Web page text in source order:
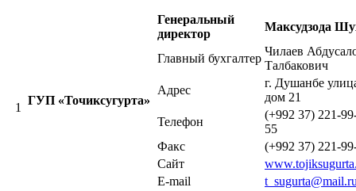
1
ГУП «Точиксугурта»
Генеральный
директор
Максудзода
Главный бухгалтер
Чилаев
Талбакович
Адрес
г. Душанбе
дом 21
Телефон
(+992 37) 221-
55
Факс
(+992 37) 221-
Сайт
E-mail